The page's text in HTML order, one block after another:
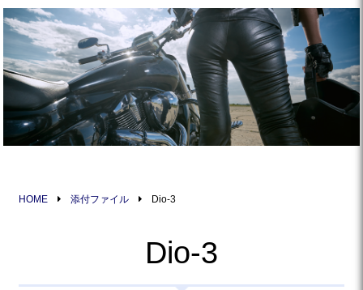
HOME 添付ファイル Dio-3
Dio-3